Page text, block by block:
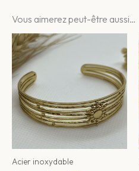
Vous aimerez peut-être aussi…
Acier inoxydable